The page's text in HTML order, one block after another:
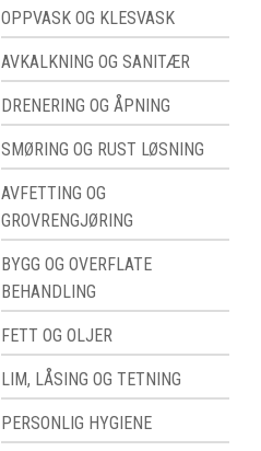
OPPVASK OG KLESVASK
AVKALKNING OG SANITÆR
DRENERING OG ÅPNING
SMØRING OG RUST LØSNING
AVFETTING OG
GROVRENGJØRING
BYGG OG OVERFLATE
BEHANDLING
FETT OG OLJER
LIM, LÅSING OG TETNING
PERSONLIG HYGIENE